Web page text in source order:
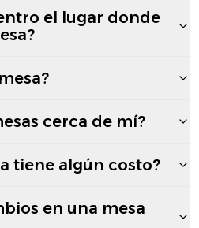
el lugar donde
cerca de mí?
tiene algún costo?
en una mesa